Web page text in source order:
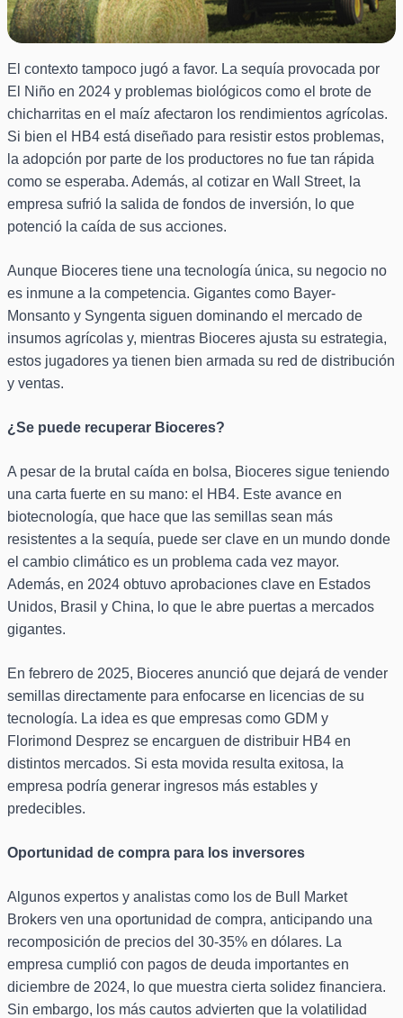
El contexto tampoco jugó a favor. La sequía provocada por
El Niño en 2024 y problemas biológicos como el brote de
chicharritas en el maíz afectaron los rendimientos agrícolas.
Si bien el HB4 está diseñado para resistir estos problemas,
la adopción por parte de los productores no fue tan rápida
como se esperaba. Además, al cotizar en Wall Street, la
empresa sufrió la salida de fondos de inversión, lo que
potenció la caída de sus acciones.
Aunque Bioceres tiene una tecnología única, su negocio no
es inmune a la competencia. Gigantes como Bayer-
Monsanto y Syngenta siguen dominando el mercado de
insumos agrícolas y, mientras Bioceres ajusta su estrategia,
estos jugadores ya tienen bien armada su red de distribución
y ventas.
¿Se puede recuperar Bioceres?
A pesar de la brutal caída en bolsa, Bioceres sigue teniendo
una carta fuerte en su mano: el HB4. Este avance en
biotecnología, que hace que las semillas sean más
resistentes a la sequía, puede ser clave en un mundo donde
el cambio climático es un problema cada vez mayor.
Además, en 2024 obtuvo aprobaciones clave en Estados
Unidos, Brasil y China, lo que le abre puertas a mercados
gigantes.
En febrero de 2025, Bioceres anunció que dejará de vender
semillas directamente para enfocarse en licencias de su
tecnología. La idea es que empresas como GDM y
Florimond Desprez se encarguen de distribuir HB4 en
distintos mercados. Si esta movida resulta exitosa, la
empresa podría generar ingresos más estables y
predecibles.
Oportunidad de compra para los inversores
Algunos expertos y analistas como los de Bull Market
Brokers ven una oportunidad de compra, anticipando una
recomposición de precios del 30-35% en dólares. La
empresa cumplió con pagos de deuda importantes en
diciembre de 2024, lo que muestra cierta solidez financiera.
Sin embargo, los más cautos advierten que la volatilidad